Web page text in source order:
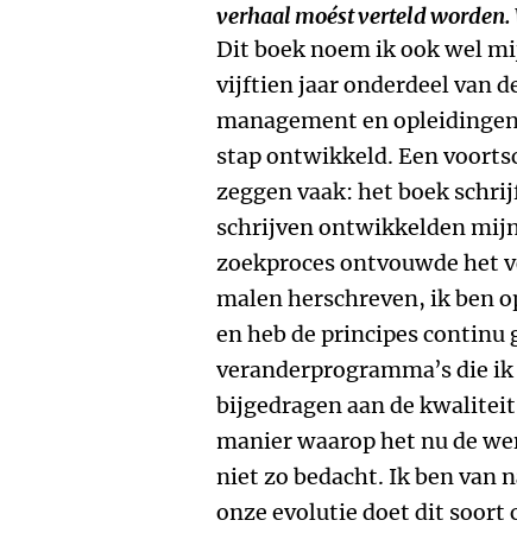
verhaal moést verteld worden.
Dit boek noem ik ook wel
vijftien jaar onderdeel van
management en
stap ontwikkeld. Een
zeggen vaak: het boek
schrijven ontwikkelden
zoekproces ontvouwde het
malen herschreven, ik ben
en heb de principes continu
veranderprogramma’s die
bijgedragen aan de
manier waarop het nu de
niet zo bedacht. Ik ben van
onze evolutie doet dit soort